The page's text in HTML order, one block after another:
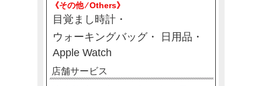
《その他 ⁄ Others》
目覚まし時計
ウォーキングバッグ
日用品
Apple Watch
店舗サービス